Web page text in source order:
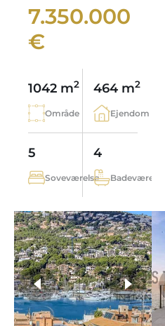
7.350.000
€
1042 m2
Område
464 m2
Ejendom
5
Soveværelse
4
Badeværelse
flere fotos